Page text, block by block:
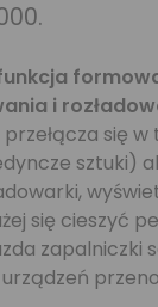
i
przełącza się
sztuki)
się cieszyć
zapalniczki